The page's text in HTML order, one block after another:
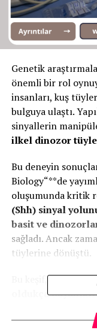
Genetik
önemli bir rol
insanları, kuş
bulguya ulaştı.
sinyallerin
ilkel dinozor
Bu deneyin
Biology“**de
oluşumunda kritik
(Shh) sinyal
basit ve
sağladı. Ancak
tüylerine dönüştü.
Bu keşif,tüy
oldukça
çalışmada,aynı